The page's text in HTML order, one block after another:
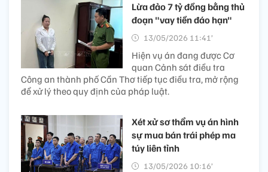
Lừa đảo 7 tỷ đồng bằng thủ
đoạn "vay tiền đáo hạn"
13/05/2026 11:41’
Hiện vụ án đang được Cơ
quan Cảnh sát điều tra
Công an thành phố Cần Thơ tiếp tục điều tra, mở rộng
để xử lý theo quy định của pháp luật.
Xét xử sơ thẩm vụ án hình
sự mua bán trái phép ma
túy liên tỉnh
13/05/2026 10:16’